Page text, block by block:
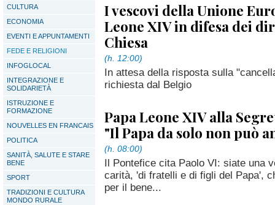
CULTURA
ECONOMIA
EVENTI E APPUNTAMENTI
FEDE E RELIGIONI
INFOGLOCAL
INTEGRAZIONE E
SOLIDARIETÀ
ISTRUZIONE E
FORMAZIONE
NOUVELLES EN FRANCAIS
POLITICA
SANITÀ, SALUTE E STARE
BENE
SPORT
TRADIZIONI E CULTURA
MONDO RURALE
I vescovi della Unione
Leone XIV in difesa dei
Chiesa
(h. 12:00)
In attesa della risposta sulla
richiesta dal Belgio
Papa Leone XIV alla
"Il Papa da solo non può
(h. 08:00)
Il Pontefice cita Paolo VI: siate una
carità, 'di fratelli e di figli del Papa',
per il bene...